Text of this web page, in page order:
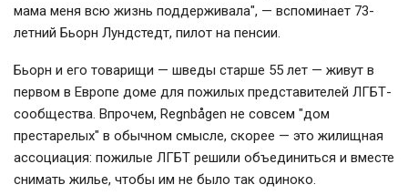
мама меня всю жизнь поддерживала", — вспоминает 73-
летний Бьорн Лундстедт, пилот на пенсии.
Бьорн и его товарищи — шведы старше 55 лет — живут в
первом в Европе доме для пожилых представителей ЛГБТ-
сообщества. Впрочем, Regnbågen не совсем "дом
престарелых" в обычном смысле, скорее — это жилищная
ассоциация: пожилые ЛГБТ решили объединиться и вместе
снимать жилье, чтобы им не было так одиноко.